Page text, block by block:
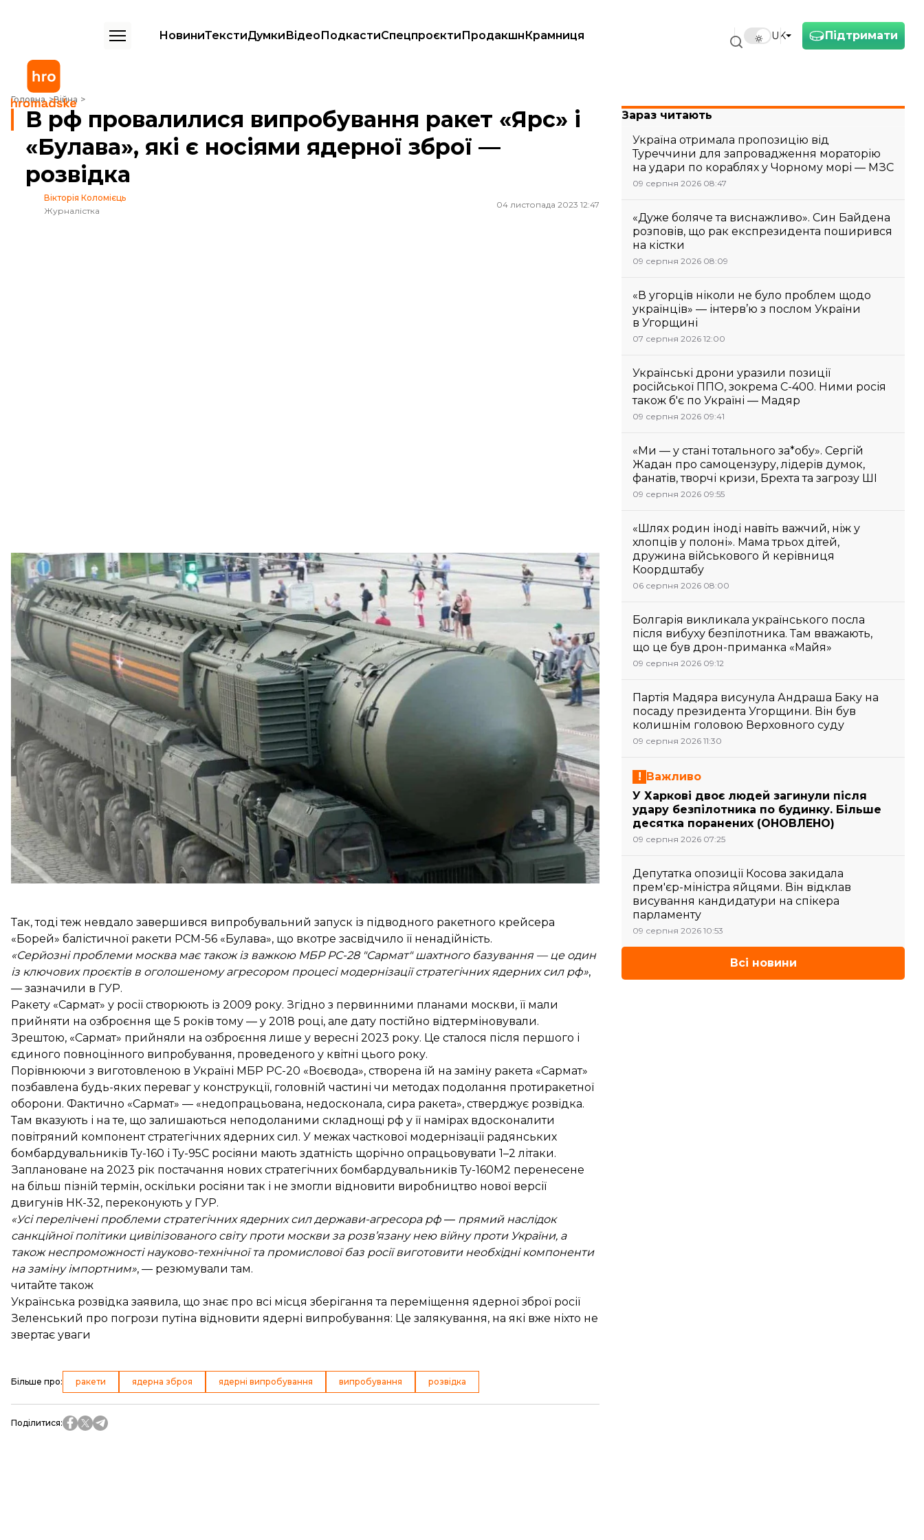
Підтримати
UK
НовиниТекстиДумкиВідеоПодкастиСпецпроєктиПродакшнКрамниця
Головна Війна
В рф провалилися випробування ракет «Ярс» і «Булава», які є носіями ядерної зброї — розвідка
В рф провалилися випробування ракет «Ярс» і
«Булава», які є носіями ядерної зброї —
розвідка
Вікторія Коломієць
Журналістка
04 листопада 2023 12:47
російська міжконтинентальна балістична ракета РС-24 «Ярс»
Telegram / Головне управління розвідки МО України
У росії 1 листопада відбулися невдалі випробування міжконтинентальної балістичної ракети РС—24
«Ярс», яка є основною в наземному компоненті стратегічних ядерних сил рф.
Про це
повідомилив Головному управлінні розвідки Міністерства оборони України.
Запуск ракети «Ярс» із космодрому «Плесецьк» (Архангельська область рф) по цілі на полігоні
«Кура» (Камчатка) здійснив бойовий розрахунок 33 ракетної армії ракетних військ стратегічного
призначення ЗС рф.
За даними української розвідки, ракета «Ярс» збилася з курсу, як і під час попередніх командно-
штабних навчань стратегічних ядерних сил рф 25 жовтня 2023 року.
Так, тоді теж невдало завершився випробувальний запуск із підводного ракетного крейсера
«Борей» балістичної ракети РСМ-56 «Булава», що вкотре засвідчило її ненадійність.
«Серйозні проблеми москва має також із важкою МБР РС-28 "Сармат" шахтного базування — це один
із ключових проєктів в оголошеному агресором процесі модернізації стратегічних ядерних сил рф»,
— зазначили в ГУР.
Ракету «Сармат» у росії створюють із 2009 року. Згідно з первинними планами москви, її мали
прийняти на озброєння ще 5 років тому — у 2018 році, але дату постійно відтерміновували.
Зрештою, «Сармат» прийняли на озброєння лише у вересні 2023 року. Це сталося після першого і
єдиного повноцінного випробування, проведеного у квітні цього року.
Порівнюючи з виготовленою в Україні МБР РС-20 «Воєвода», створена їй на заміну ракета «Сармат»
позбавлена будь-яких переваг у конструкції, головній частині чи методах подолання протиракетної
оборони. Фактично «Сармат» — «недопрацьована, недосконала, сира ракета», стверджує розвідка.
Там вказують і на те, що залишаються неподоланими складнощі рф у її намірах вдосконалити
повітряний компонент стратегічних ядерних сил. У межах часткової модернізації радянських
бомбардувальників Ту-160 і Ту-95С росіяни мають здатність щорічно опрацьовувати 1–2 літаки.
Заплановане на 2023 рік постачання нових стратегічних бомбардувальників Ту-160М2 перенесене
на більш пізній термін, оскільки росіяни так і не змогли відновити виробництво нової версії
двигунів НК-32, переконують у ГУР.
«Усі перелічені проблеми стратегічних ядерних сил держави-агресора рф ― прямий наслідок
санкційної політики цивілізованого світу проти москви за розв’язану нею війну проти України, а
також неспроможності науково-технічної та промислової баз росії виготовити необхідні компоненти
на заміну імпортним», — резюмували там.
читайте також
Українська розвідка заявила, що знає про всі місця зберігання та переміщення ядерної зброї росії
Зеленський про погрози путіна відновити ядерні випробування: Це залякування, на які вже ніхто не
звертає уваги
Більше про: ракети ядерна зброя ядерні випробування випробування розвідка
Поділитися:
Зараз читають
Україна отримала пропозицію від
Туреччини для запровадження мораторію
на удари по кораблях у Чорному морі — МЗС
09 серпня 2026 08:47
«Дуже боляче та виснажливо». Син Байдена
розповів, що рак експрезидента поширився
на кістки
09 серпня 2026 08:09
«В угорців ніколи не було проблем щодо
українців» — інтерв’ю з послом України
в Угорщині
07 серпня 2026 12:00
Українські дрони уразили позиції
російської ППО, зокрема С-400. Ними росія
також б'є по Україні — Мадяр
09 серпня 2026 09:41
«Ми — у стані тотального за*обу». Сергій
Жадан про самоцензуру, лідерів думок,
фанатів, творчі кризи, Брехта та загрозу ШІ
09 серпня 2026 09:55
«Шлях родин іноді навіть важчий, ніж у
хлопців у полоні». Мама трьох дітей,
дружина військового й керівниця
Коордштабу
06 серпня 2026 08:00
Болгарія викликала українського посла
після вибуху безпілотника. Там вважають,
що це був дрон-приманка «Майя»
09 серпня 2026 09:12
Партія Мадяра висунула Андраша Баку на
посаду президента Угорщини. Він був
колишнім головою Верховного суду
09 серпня 2026 11:30
Важливо
У Харкові двоє людей загинули після
удару безпілотника по будинку. Більше
десятка поранених (ОНОВЛЕНО)
09 серпня 2026 07:25
Депутатка опозиції Косова закидала
прем'єр-міністра яйцями. Він відклав
висування кандидатури на спікера
парламенту
09 серпня 2026 10:53
Всі новини